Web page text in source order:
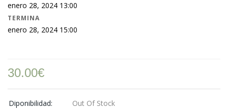
enero 28, 2024 13:00
TERMINA
enero 28, 2024 15:00
30.00€
Diponibilidad: Out Of Stock